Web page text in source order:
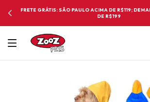
FRETE GRÁTIS: SÃO PAULO ACIMA DE R$119;
DE R$199